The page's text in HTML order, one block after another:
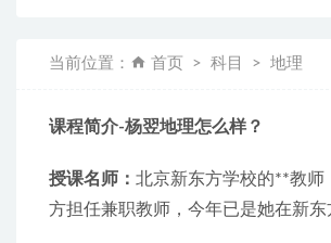
当前位置： 首页 科目 地理
课程简介-杨翌地理怎么样？
授课名师： 北京新东方学校的**教师
方担任兼职教师，今年已是她在新